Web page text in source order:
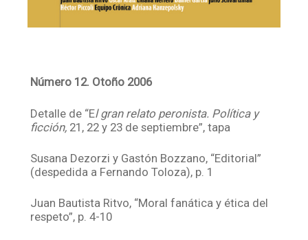
Número 12. Otoño 2006
Detalle de “El gran relato peronista. Política y
ficción, 21, 22 y 23 de septiembre”, tapa
Susana Dezorzi y Gastón Bozzano, “Editorial”
(despedida a Fernando Toloza), p. 1
Juan Bautista Ritvo, “Moral fanática y ética del
respeto”, p. 4-10